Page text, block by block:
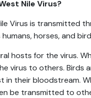
Nile Virus?
Virus is transmitted
horses, and
hosts for the virus.
virus to others. Birds
in their bloodstream.
be transmitted to